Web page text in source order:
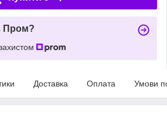
Пром?
Доставка Оплата Умови